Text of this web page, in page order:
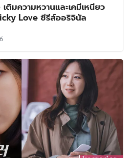
มความหวานและเคมีเหนียว
Love ซีรีส์ออริจินัล